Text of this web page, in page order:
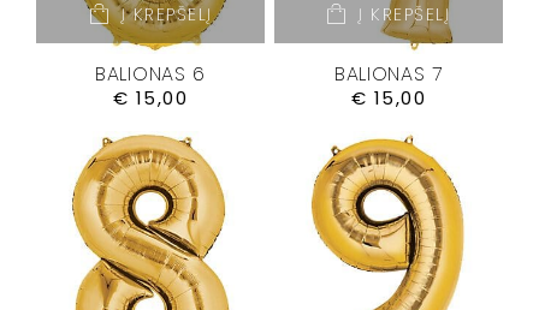
Į KREPŠELĮ
BALIONAS 6
€ 15,00
Į KREPŠELĮ
BALIONAS 7
€ 15,00